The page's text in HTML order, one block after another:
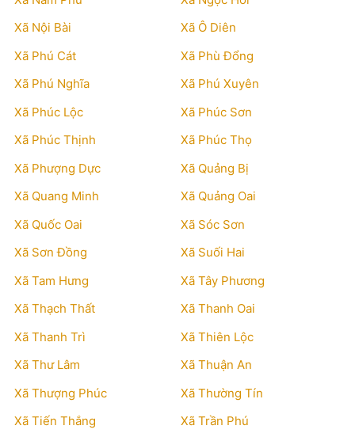
Xã Nội Bài
Xã Ô Diên
Xã Phú Cát
Xã Phù Đổng
Xã Phú Nghĩa
Xã Phú Xuyên
Xã Phúc Lộc
Xã Phúc Sơn
Xã Phúc Thịnh
Xã Phúc Thọ
Xã Phượng Dực
Xã Quảng Bị
Xã Quang Minh
Xã Quảng Oai
Xã Quốc Oai
Xã Sóc Sơn
Xã Sơn Đồng
Xã Suối Hai
Xã Tam Hưng
Xã Tây Phương
Xã Thạch Thất
Xã Thanh Oai
Xã Thanh Trì
Xã Thiên Lộc
Xã Thư Lâm
Xã Thuận An
Xã Thượng Phúc
Xã Thường Tín
Xã Tiến Thắng
Xã Trần Phú